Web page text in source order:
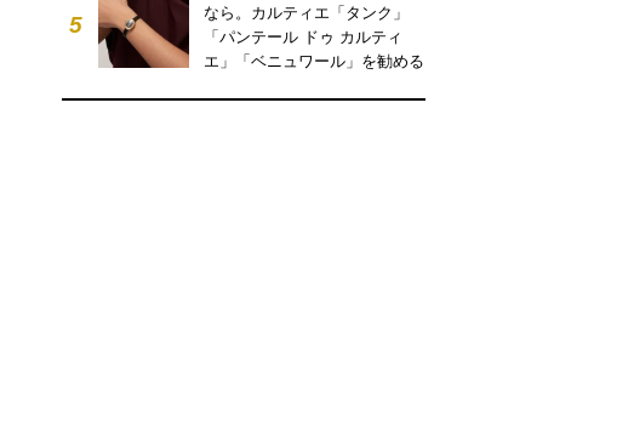
5
なら。カルティエ「タンク」
「パンテール ドゥ カルティ
エ」「ベニュワール」を勧める